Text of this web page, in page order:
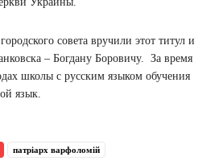
совета вручили этот титул и
– Богдану Боровичу. За время
школы с русским языком обучения
язык.
патріарх варфоломій